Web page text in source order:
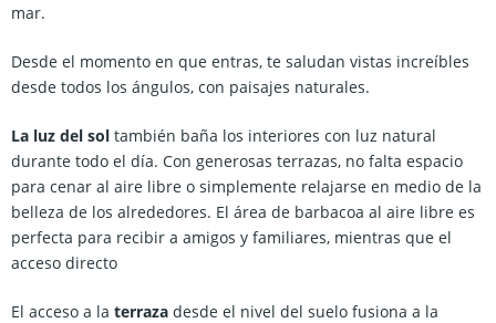
mar.
Desde el momento en que entras, te saludan vistas increíbles
desde todos los ángulos, con paisajes naturales.
La luz del sol también baña los interiores con luz natural
durante todo el día. Con generosas terrazas, no falta espacio
para cenar al aire libre o simplemente relajarse en medio de la
belleza de los alrededores. El área de barbacoa al aire libre es
perfecta para recibir a amigos y familiares, mientras que el
acceso directo
El acceso a la terraza desde el nivel del suelo fusiona a la